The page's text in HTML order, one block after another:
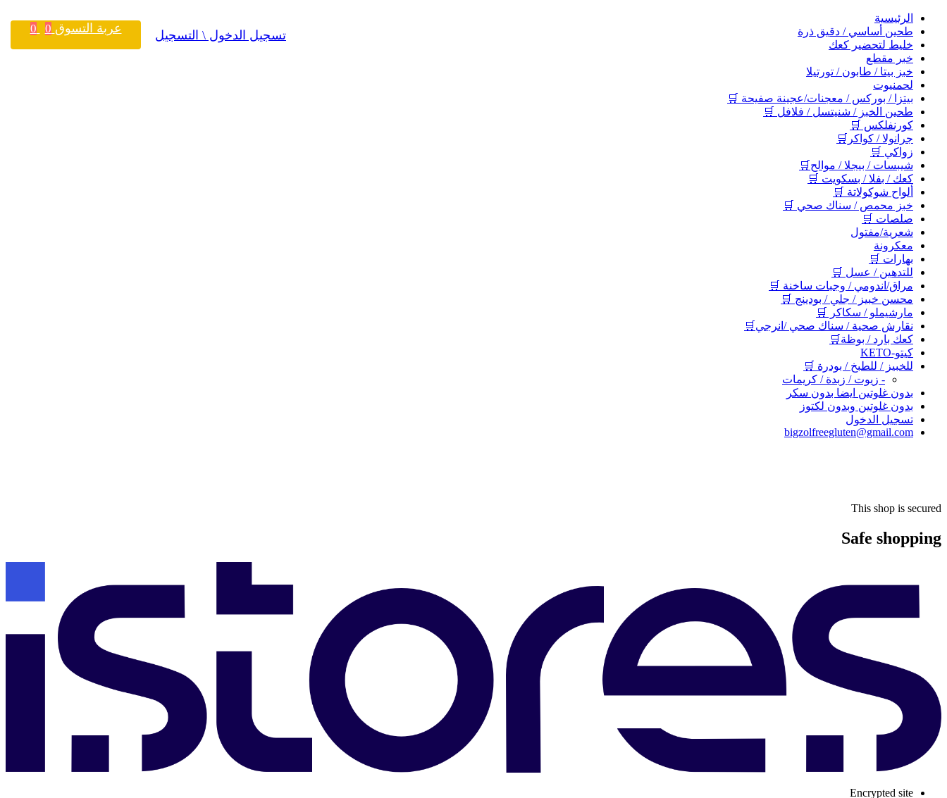
اﻟﺮﺋﻴﺴﻴﺔ
طحين أساسي / دقيق ذرة
خليط لتحضير كعك
خبر مقطع
خبز بيتا / طابون / تورتيلا
لحمنيوت
بيتزا / بوركس / معجنات/عجينة صفيحة 🛒
طحين الخبز / شنيتسل / فلافل 🛒
كورنفلكس 🛒
جرانولا / كواكر🛒
زواكي 🛒
شيبسات / بيجلا / موالح🛒
كعك / بفلا / بسكويت 🛒
ألواح شوكولاتة 🛒
خبز محمص / سناك صحي 🛒
صلصات 🛒
شعرية/مفتول
معكرونة
بهارات 🛒
للتدهين / عسل 🛒
مراق/اندومي / وجبات ساخنة 🛒
محسن خبيز / جلي / بودينج 🛒
مارشيملو / سكاكر 🛒
نقارش صحية / سناك صحي /انرجي🛒
كعك بارد / بوظة🛒
كيتو-KETO
للخبيز / للطبخ / بودرة 🛒
- زيوت / زبدة / كريمات
بدون غلوتين ايضا بدون سكر
بدون غلوتين وبدون لكتوز
تسجيل الدخول
bigzolfreegluten@gmail.com
This shop is secured
Safe shopping
Encrypted site
تسجيل الدخول \ التسجيل عربة التسوق 0
0